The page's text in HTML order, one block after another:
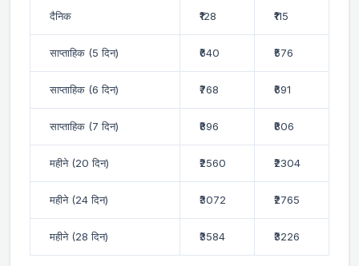
दैनिक ₹128 ₹115
साप्ताहिक (5 दिन) ₹640 ₹576
साप्ताहिक (6 दिन) ₹768 ₹691
साप्ताहिक (7 दिन) ₹896 ₹806
महीने (20 दिन) ₹2560 ₹2304
महीने (24 दिन) ₹3072 ₹2765
महीने (28 दिन) ₹3584 ₹3226